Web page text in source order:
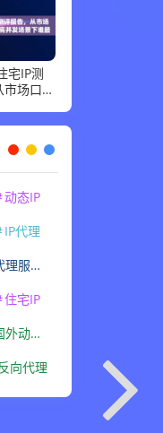
宅IP测
场口碑
稳
动态IP
IP代理
服务器
住宅IP
动态IP
向代理